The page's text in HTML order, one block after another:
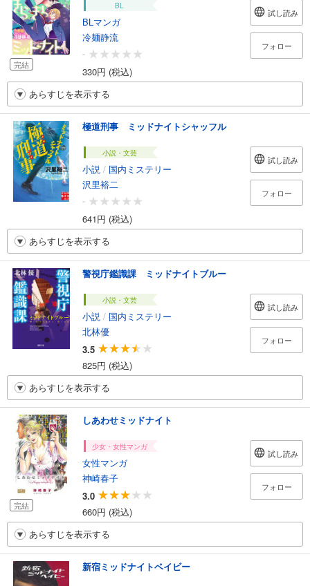
完結
BL
BLマンガ
冷麺静流
-
330円 (税込)
試し読み
フォロー
あらすじを表示する
極道刑事 ミッドナイトシャッフル
小説・文芸
小説 / 国内ミステリー
沢里裕二
-
641円 (税込)
試し読み
フォロー
あらすじを表示する
警視庁鑑識課 ミッドナイトブルー
小説・文芸
小説 / 国内ミステリー
北林優
3.5
825円 (税込)
試し読み
フォロー
あらすじを表示する
完結
しあわせミッドナイト
少女・女性マンガ
女性マンガ
神崎春子
3.0
660円 (税込)
試し読み
フォロー
あらすじを表示する
新宿ミッドナイトベイビー